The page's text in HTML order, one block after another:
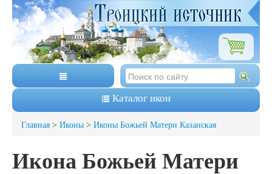
Каталог икон
Главная > Иконы > Иконы Божьей Матери Казанская
Икона Божьей Матери